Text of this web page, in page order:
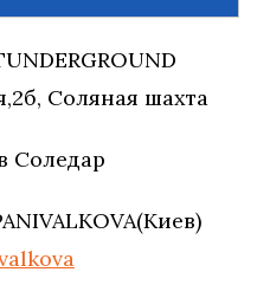
Соляная ​​шахта
Соледар